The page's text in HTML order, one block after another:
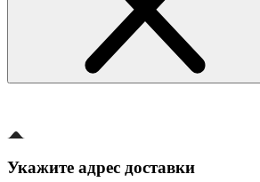
Укажите адрес доставки